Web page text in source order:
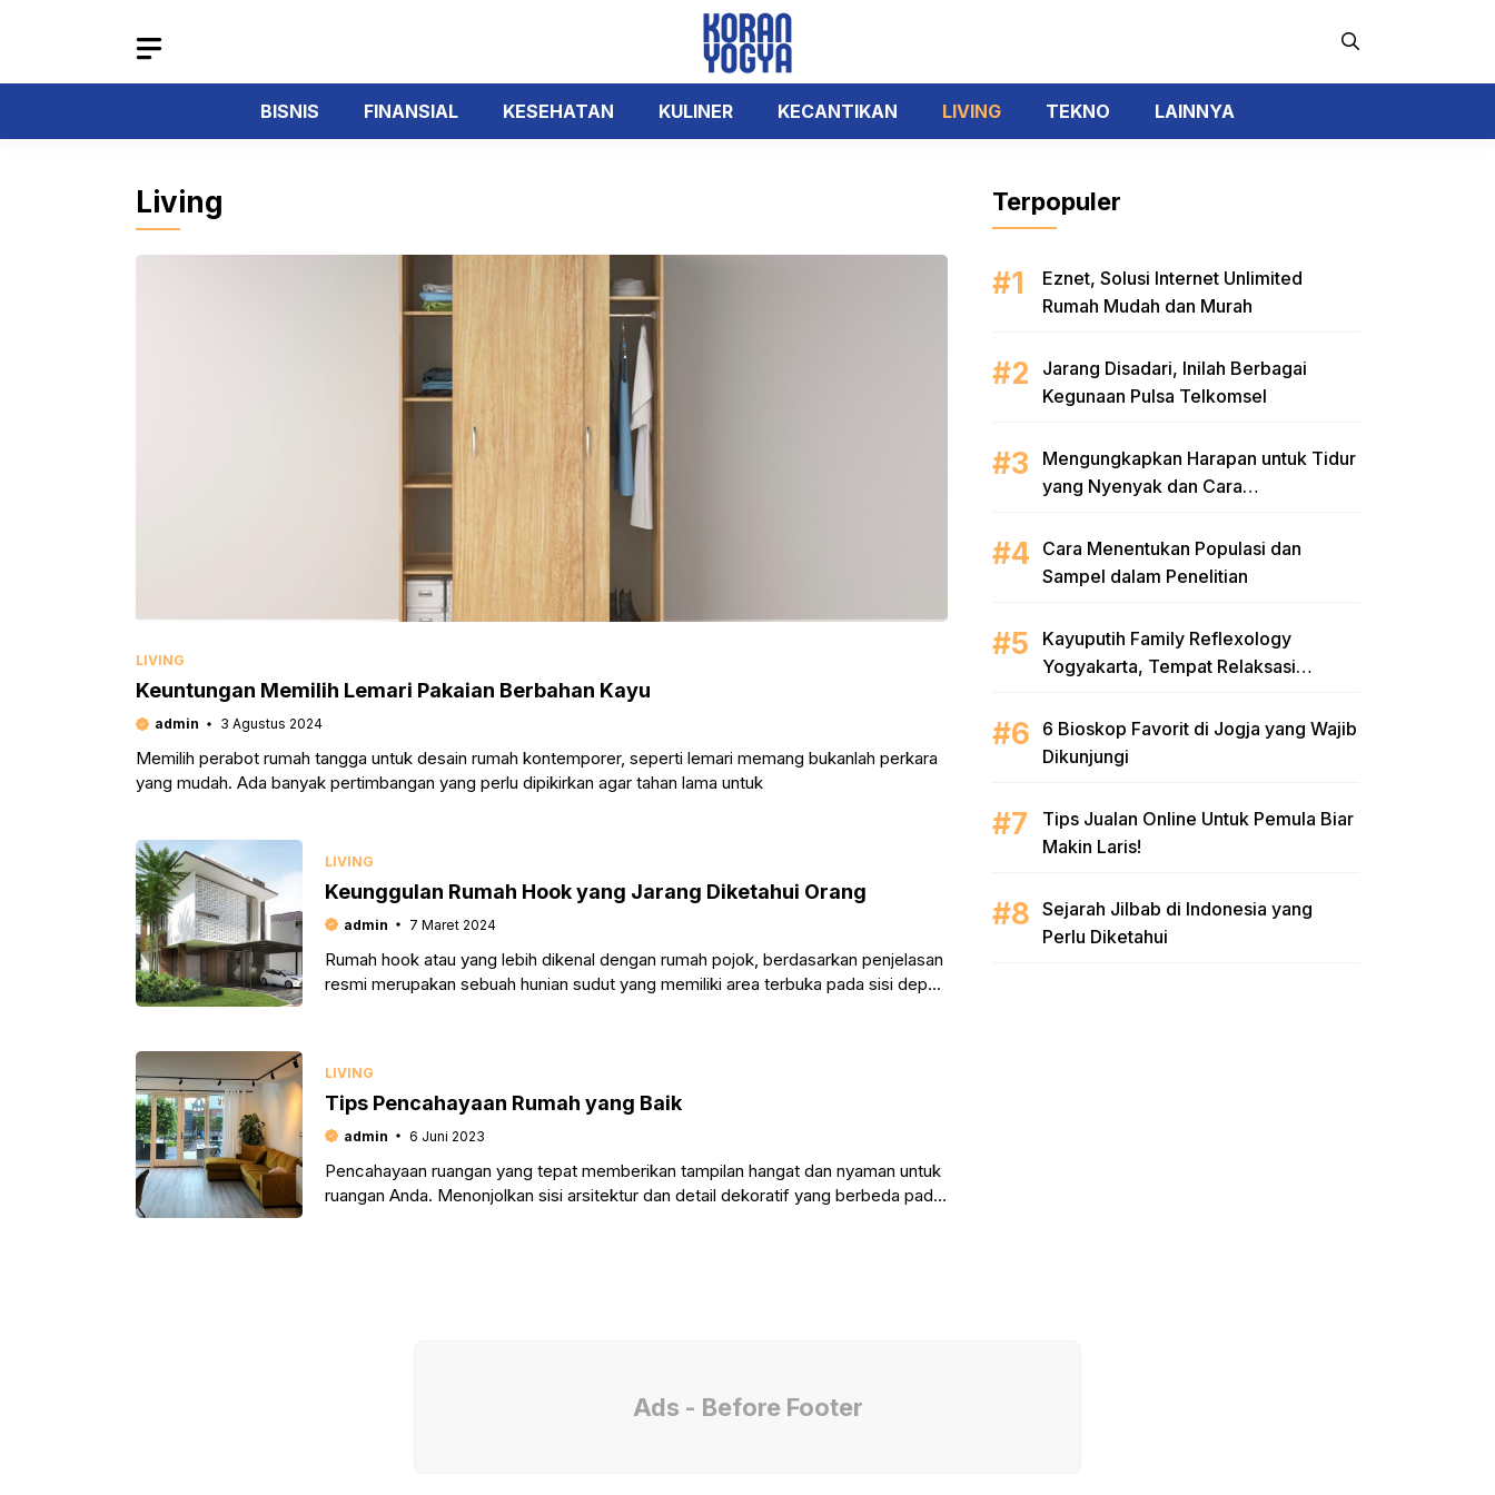
BISNIS
FINANSIAL KESEHATAN KULINER KECANTIKAN LIVING TEKNO LAINNYA
Living
LIVING
Keuntungan Memilih Lemari Pakaian Berbahan Kayu
admin 3 Agustus 2024
Memilih perabot rumah tangga untuk desain rumah kontemporer, seperti lemari memang bukanlah perkara
yang mudah. Ada banyak pertimbangan yang perlu dipikirkan agar tahan lama untuk
LIVING
Keunggulan Rumah Hook yang Jarang Diketahui Orang
admin 7 Maret 2024
Rumah hook atau yang lebih dikenal dengan rumah pojok, berdasarkan penjelasan
resmi merupakan sebuah hunian sudut yang memiliki area terbuka pada sisi depan
LIVING
Tips Pencahayaan Rumah yang Baik
admin 6 Juni 2023
Pencahayaan ruangan yang tepat memberikan tampilan hangat dan nyaman untuk
ruangan Anda. Menonjolkan sisi arsitektur dan detail dekoratif yang berbeda pada
Terpopuler
Eznet, Solusi Internet Unlimited
Rumah Mudah dan Murah
Jarang Disadari, Inilah Berbagai
Kegunaan Pulsa Telkomsel
Mengungkapkan Harapan untuk Tidur
yang Nyenyak dan Cara
Inggris di EF EFEKTA English for
Adults
Cara Menentukan Populasi dan
Sampel dalam Penelitian
Kayuputih Family Reflexology
Yogyakarta, Tempat Relaksasi
6 Bioskop Favorit di Jogja yang Wajib
Dikunjungi
Tips Jualan Online Untuk Pemula Biar
Makin Laris!
Sejarah Jilbab di Indonesia yang
Perlu Diketahui
Ads - Before Footer